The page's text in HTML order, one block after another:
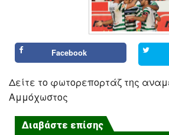
Facebook
Δείτε το φωτορεπορτάζ της
Αμμόχωστος
Διαβάστε επίσης